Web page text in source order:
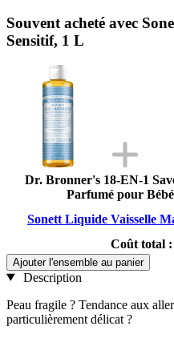
Souvent acheté avec
Sensitif, 1 L
Dr. Bronner's 18-EN-1
Parfumé pour
Sonett Liquide Vaisselle
Coût total :
Ajouter l'ensemble au panier
Description
Peau fragile ? Tendance aux
particulièrement délicat ?